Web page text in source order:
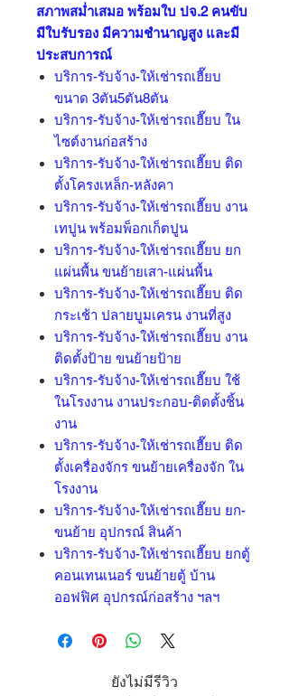
สภาพสม่ำเสมอ พร้อมใบ ปจ.2 คนขับ
มีใบรับรอง มีความชำนาญสูง และมี
ประสบการณ์
บริการ-รับจ้าง-ให้เช่ารถเฮี๊ยบ
ขนาด 3ตัน5ตัน8ตัน
บริการ-รับจ้าง-ให้เช่ารถเฮี๊ยบ ใน
ไซต์งานก่อสร้าง
บริการ-รับจ้าง-ให้เช่ารถเฮี๊ยบ ติด
ตั้งโครงเหล็ก-หลังคา
บริการ-รับจ้าง-ให้เช่ารถเฮี๊ยบ งาน
เทปูน พร้อมพ็อกเก็ตปูน
บริการ-รับจ้าง-ให้เช่ารถเฮี๊ยบ ยก
แผ่นพื้น ขนย้ายเสา-แผ่นพื้น
บริการ-รับจ้าง-ให้เช่ารถเฮี๊ยบ ติด
กระเช้า ปลายบูมเครน งานที่สูง
บริการ-รับจ้าง-ให้เช่ารถเฮี๊ยบ งาน
ติดตั้งป้าย ขนย้ายป้าย
บริการ-รับจ้าง-ให้เช่ารถเฮี๊ยบ ใช้
ในโรงงาน งานประกอบ-ติดตั้งชิ้น
งาน
บริการ-รับจ้าง-ให้เช่ารถเฮี๊ยบ ติด
ตั้งเครื่องจักร ขนย้ายเครื่องจัก ใน
โรงงาน
บริการ-รับจ้าง-ให้เช่ารถเฮี๊ยบ ยก-
ขนย้าย อุปกรณ์ สินค้า
บริการ-รับจ้าง-ให้เช่ารถเฮี๊ยบ ยกตู้
คอนเทนเนอร์ ขนย้ายตู้ บ้าน
ออฟฟิศ อุปกรณ์ก่อสร้าง ฯลฯ
ยังไม่มีรีวิว